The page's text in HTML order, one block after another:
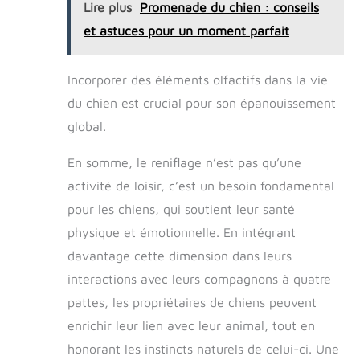
capuchon de l'interrupteur en silicone et
branchez le boîtier de charge directement
sur le port de charge – sans sortir le ballon.
résistante, de nylon et de silicone – sûrs et
comportement de mastication agressif.
produits), atteint le standard de protection
poussière. Même si le chien joue dans l'eau,
le jouet reste intact – utilisation sans souci.
【Contenu de l'emballage】Housse en
peluche pour ballon de foot, ballon sauteur
pour chien, câble USB, manuel d'utilisation.
【Politique de remplacement gratuit de 1
an】Remplacement gratuit des produits
retour nécessaire.
Lire plus
Promenade du chien : conseils
et astuces pour un moment parfait
Incorporer des éléments olfactifs dans la vie
du chien est crucial pour son épanouissement
global.
En somme, le reniflage n’est pas qu’une
activité de loisir, c’est un besoin fondamental
pour les chiens, qui soutient leur santé
physique et émotionnelle. En intégrant
davantage cette dimension dans leurs
interactions avec leurs compagnons à quatre
pattes, les propriétaires de chiens peuvent
enrichir leur lien avec leur animal, tout en
honorant les instincts naturels de celui-ci. Une